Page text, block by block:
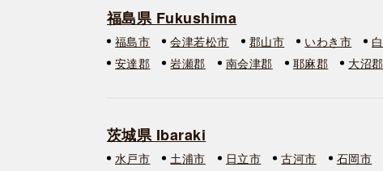
福島県 Fukushima
福島市 会津若松市 郡山市 いわき市
安達郡
岩瀬郡 南会津郡 耶麻郡 大沼郡
茨城県 Ibaraki
水戸市 土浦市 日立市 古河市 石岡市